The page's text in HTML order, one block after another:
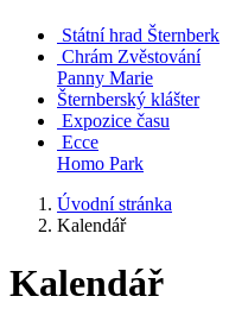
Státní hrad Šternberk
Chrám Zvěstování
Panny Marie
Šternberský klášter
Expozice času
Ecce
Homo Park
Úvodní stránka
Kalendář
Kalendář